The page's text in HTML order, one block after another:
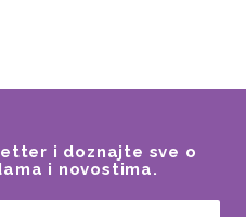
i doznajte sve o
i novostima.